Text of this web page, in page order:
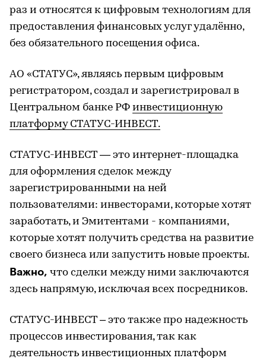
раз и относятся к цифровым технологиям для
предоставления финансовых услуг удалённо,
без обязательного посещения офиса.
АО «СТАТУС», являясь первым цифровым
регистратором, создал и зарегистрировал в
Центральном банке РФ инвестиционную
платформу СТАТУС-ИНВЕСТ.
СТАТУС-ИНВЕСТ — это интернет-площадка
для оформления сделок между
зарегистрированными на ней
пользователями: инвесторами, которые хотят
заработать, и Эмитентами - компаниями,
которые хотят получить средства на развитие
своего бизнеса или запустить новые проекты.
Важно, что сделки между ними заключаются
здесь напрямую, исключая всех посредников.
СТАТУС-ИНВЕСТ – это также про надежность
процессов инвестирования, так как
деятельность инвестиционных платформ